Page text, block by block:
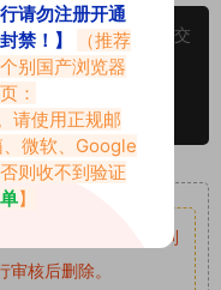
侵犯了您的权限可以提交
出处！原文链接：
权益请私信留言
收到
核后删除。
请勿注册开通
禁！】
（推荐
别国产浏览器
：
请使用正规邮
微软、Google
则收不到验证
】